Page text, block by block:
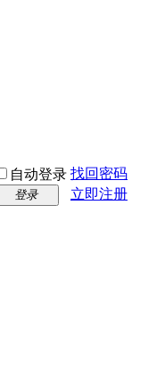
自动登录 找回密码
登录
立即注册